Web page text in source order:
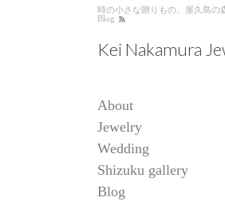
時の小さな贈りもの。屋久島の
Blog
Kei Nakamura
About
Jewelry
Wedding
Shizuku gallery
Blog